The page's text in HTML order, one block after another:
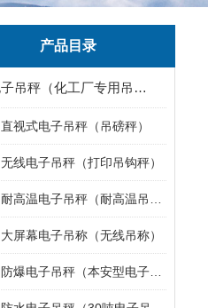
产品目录
电子吊秤（化工厂专用吊秤）
直视式电子吊秤（吊磅秤）
无线电子吊秤（打印吊钩秤）
大屏幕电子吊称（无线吊称）